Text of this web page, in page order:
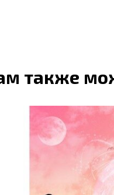
также